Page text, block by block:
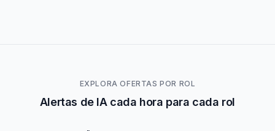
EXPLORA OFERTAS POR ROL
Alertas de IA cada hora para cada rol